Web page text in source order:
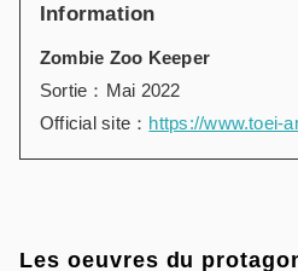
Information
Zombie Zoo Keeper
Sortie：Mai 2022
Official site： https://www.toei-
Les oeuvres du